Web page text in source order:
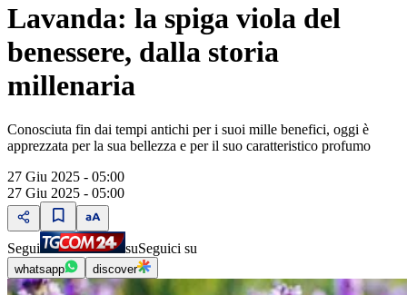
Lavanda: la spiga viola del
benessere, dalla storia
millenaria
Conosciuta fin dai tempi antichi per i suoi mille benefici, oggi è
apprezzata per la sua bellezza e per il suo caratteristico profumo
27 Giu 2025 - 05:00
27 Giu 2025 - 05:00
Segui suSeguici su
whatsapp discover